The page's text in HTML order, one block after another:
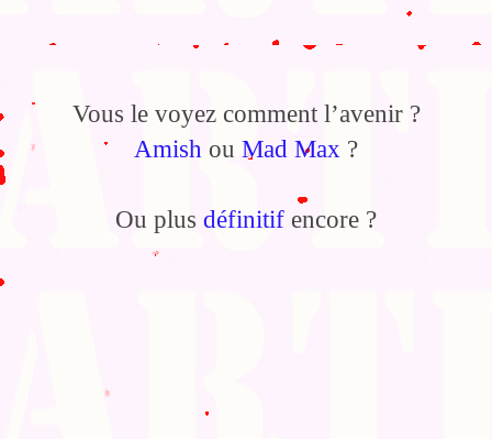
Vous le voyez comment l’avenir ?
Amish ou Mad Max ?
Ou plus définitif encore ?